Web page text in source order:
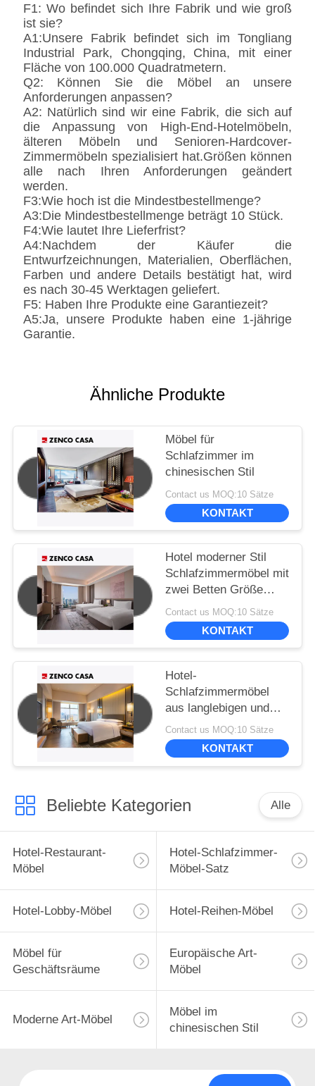
F1: Wo befindet sich Ihre Fabrik und wie groß
ist sie?
A1:Unsere Fabrik befindet sich im Tongliang
Industrial Park, Chongqing, China, mit einer
Fläche von 100.000 Quadratmetern.
Q2: Können Sie die Möbel an unsere
Anforderungen anpassen?
A2: Natürlich sind wir eine Fabrik, die sich auf
die Anpassung von High-End-Hotelmöbeln,
älteren Möbeln und Senioren-Hardcover-
Zimmermöbeln spezialisiert hat.Größen können
alle nach Ihren Anforderungen geändert
werden.
F3:Wie hoch ist die Mindestbestellmenge?
A3:Die Mindestbestellmenge beträgt 10 Stück.
F4:Wie lautet Ihre Lieferfrist?
A4:Nachdem der Käufer die
Entwurfzeichnungen, Materialien, Oberflächen,
Farben und andere Details bestätigt hat, wird
es nach 30-45 Werktagen geliefert.
F5: Haben Ihre Produkte eine Garantiezeit?
A5:Ja, unsere Produkte haben eine 1-jährige
Garantie.
Ähnliche Produkte
Möbel für
Schlafzimmer im
chinesischen Stil
Contact us MOQ:10 Sätze
KONTAKT
Hotel moderner Stil
Schlafzimmermöbel mit
zwei Betten Größe
1500*2000mm
Contact us MOQ:10 Sätze
KONTAKT
Hotel-
Schlafzimmermöbel
aus langlebigen und
umweltfreundlichen
Materialien
Contact us MOQ:10 Sätze
KONTAKT
Beliebte Kategorien Alle
Hotel-Restaurant-
Möbel
Hotel-Schlafzimmer-
Möbel-Satz
Hotel-Lobby-Möbel Hotel-Reihen-Möbel
Möbel für
Geschäftsräume
Europäische Art-
Möbel
Moderne Art-Möbel
Möbel im
chinesischen Stil